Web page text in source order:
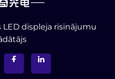
displeja risinājumu